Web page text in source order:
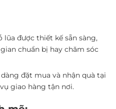
lũa được thiết kế sẵn sàng,
chuẩn bị hay chăm sóc
đặt mua và nhận quà tại
giao hàng tận nơi.